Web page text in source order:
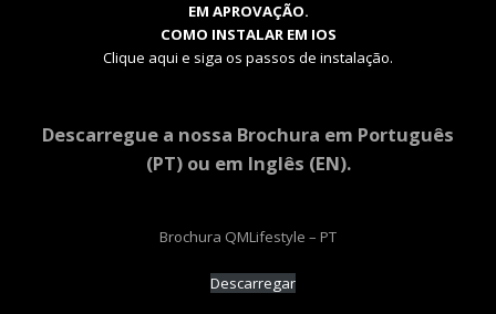
EM APROVAÇÃO.
COMO INSTALAR EM IOS
Clique aqui e siga os passos de instalação.
Descarregue a nossa Brochura em Português
(PT) ou em Inglês (EN).
Brochura QMLifestyle – PT
Descarregar